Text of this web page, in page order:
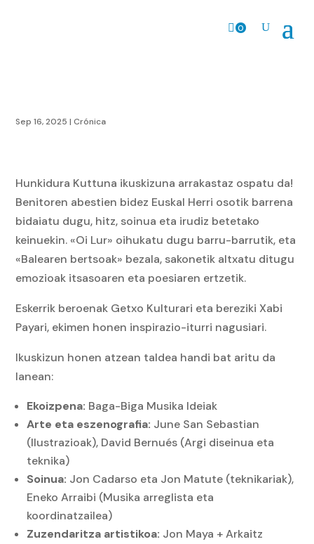
0
Sep 16, 2025 |Crónica
Hunkidura Kuttuna ikuskizuna arrakastaz ospatu da!
Benitoren abestien bidez Euskal Herri osotik barrena
bidaiatu dugu, hitz, soinua eta irudiz betetako
keinuekin. «Oi Lur» oihukatu dugu barru-barrutik, eta
«Balearen bertsoak» bezala, sakonetik altxatu ditugu
emozioak itsasoaren eta poesiaren ertzetik.
Eskerrik beroenak Getxo Kulturari eta bereziki Xabi
Payari, ekimen honen inspirazio-iturri nagusiari.
Ikuskizun honen atzean taldea handi bat aritu da
lanean:
Ekoizpena: Baga-Biga Musika Ideiak
Arte eta eszenografia: June San Sebastian
(Ilustrazioak), David Bernués (Argi diseinua eta
teknika)
Soinua: Jon Cadarso eta Jon Matute (teknikariak),
Eneko Arraibi (Musika arreglista eta
koordinatzailea)
Zuzendaritza artistikoa: Jon Maya + Arkaitz